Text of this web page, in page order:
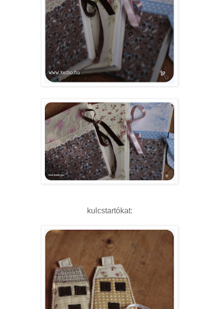
kulcstartókat: